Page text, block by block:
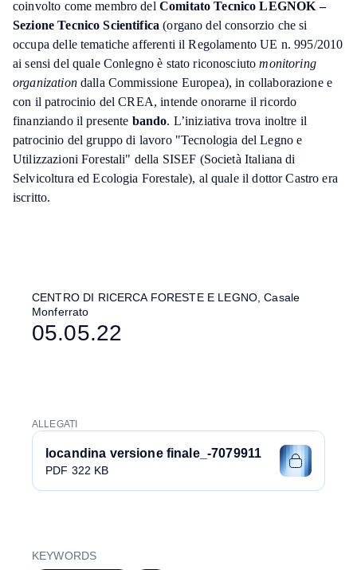
coinvolto come membro del Comitato Tecnico LEGNOK –
Sezione Tecnico Scientifica (organo del consorzio che si
occupa delle tematiche afferenti il Regolamento UE n. 995/2010
ai sensi del quale Conlegno è stato riconosciutomonitoring
organizationdalla Commissione Europea), in collaborazione e
con il patrocinio del CREA, intende onorarne il ricordo
finanziando il presente bando. L’iniziativa trova inoltre il
patrocinio del gruppo di lavoro "Tecnologia del Legno e
Utilizzazioni Forestali" della SISEF (Società Italiana di
Selvicoltura ed Ecologia Forestale), al quale il dottor Castro era
iscritto.
CENTRO DI RICERCA FORESTE E LEGNO, Casale
Monferrato
05.05.22
ALLEGATI
locandina versione finale_-7079911
PDF 322 KB
KEYWORDS